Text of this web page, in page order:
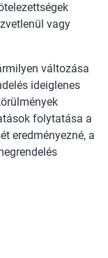
vagy
változása
ideiglenes
folytatása a
eredményezné, a